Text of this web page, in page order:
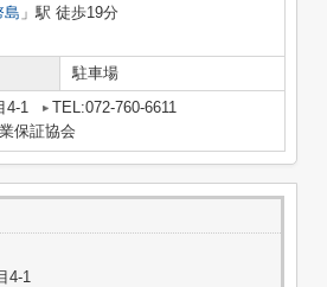
島 」駅 徒歩19分
駐車場
4-1
TEL:072-760-6611
保証協会
4-1